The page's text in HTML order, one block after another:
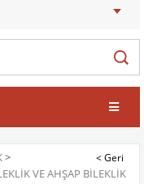
>
VE AHŞAP BİLEKLİK